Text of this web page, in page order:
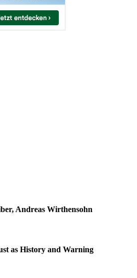
Andreas Wirthensohn
as History and Warning